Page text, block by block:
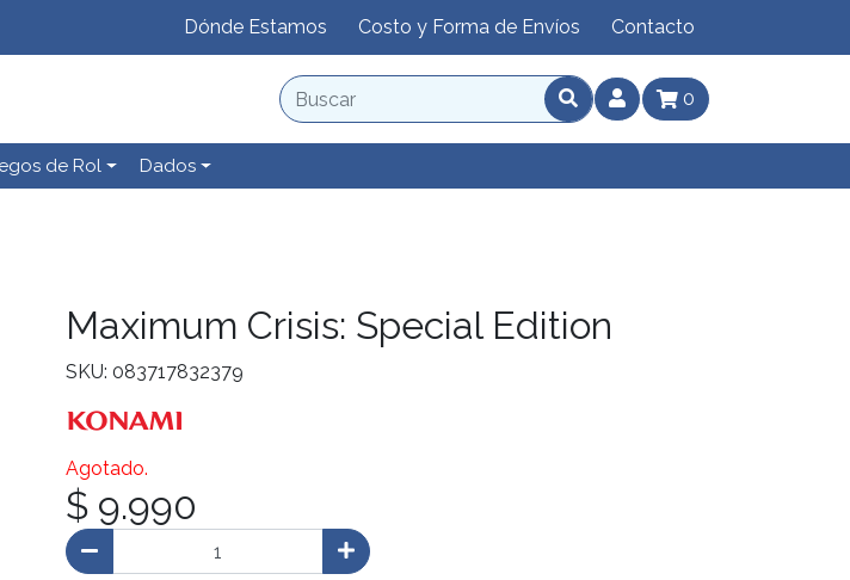
Dónde Estamos Costo y Forma de Envíos Contacto
0
de Rol Dados
Maximum Crisis: Special Edition
SKU: 083717832379
Agotado.
$ 9.990